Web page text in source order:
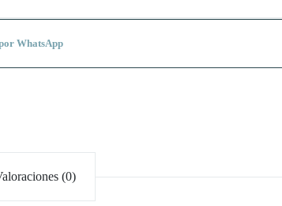
WhatsApp
(0)